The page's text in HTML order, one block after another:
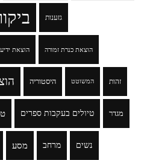
גזענות
הוצאת הוצאת כנרת זמורה
היסטוריה המשוטט זהות
טיולים בעקבות ספרים מגדר
מסע מרחב נשים